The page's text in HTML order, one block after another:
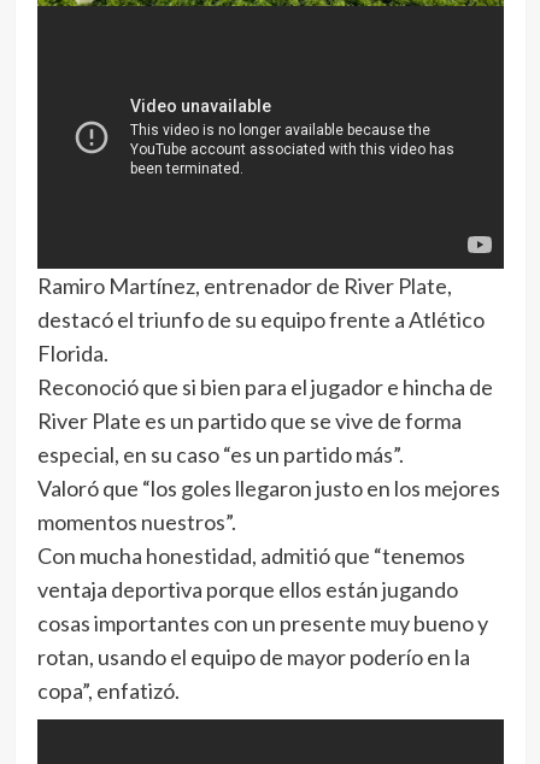
Ramiro Martínez, entrenador de River Plate,
destacó el triunfo de su equipo frente a Atlético
Florida.
Reconoció que si bien para el jugador e hincha de
River Plate es un partido que se vive de forma
especial, en su caso “es un partido más”.
Valoró que “los goles llegaron justo en los mejores
momentos nuestros”.
Con mucha honestidad, admitió que “tenemos
ventaja deportiva porque ellos están jugando
cosas importantes con un presente muy bueno y
rotan, usando el equipo de mayor poderío en la
copa”, enfatizó.